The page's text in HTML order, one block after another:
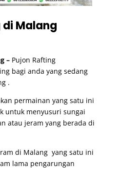
di Malang
– Pujon Rafting
bagi anda yang sedang
.
permainan yang satu ini
untuk menyusuri sungai
atau jeram yang berada di
di Malang yang satu ini
lama pengarungan